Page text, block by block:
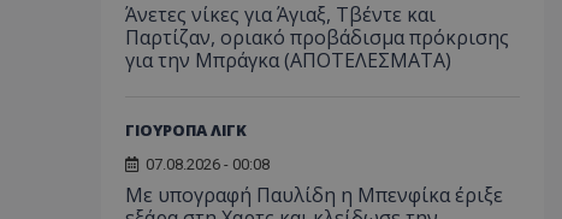
Άνετες νίκες για Άγιαξ, Τβέντε και
Παρτίζαν, οριακό προβάδισμα πρόκρισης
για την Μπράγκα (ΑΠΟΤΕΛΕΣΜΑΤΑ)
ΓΙΟΥΡΟΠΑ ΛΙΓΚ
07.08.2026 - 00:08
Με υπογραφή Παυλίδη η Μπενφίκα έριξε